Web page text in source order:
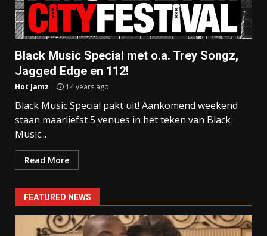
Black Music Special met o.a. Trey Songz,
Jagged Edge en 112!
Hot Jamz 14 years ago
Black Music Special pakt uit! Aankomend weekend
staan maarliefst 5 venues in het teken van Black
Music...
Read More
FEATURED NEWS